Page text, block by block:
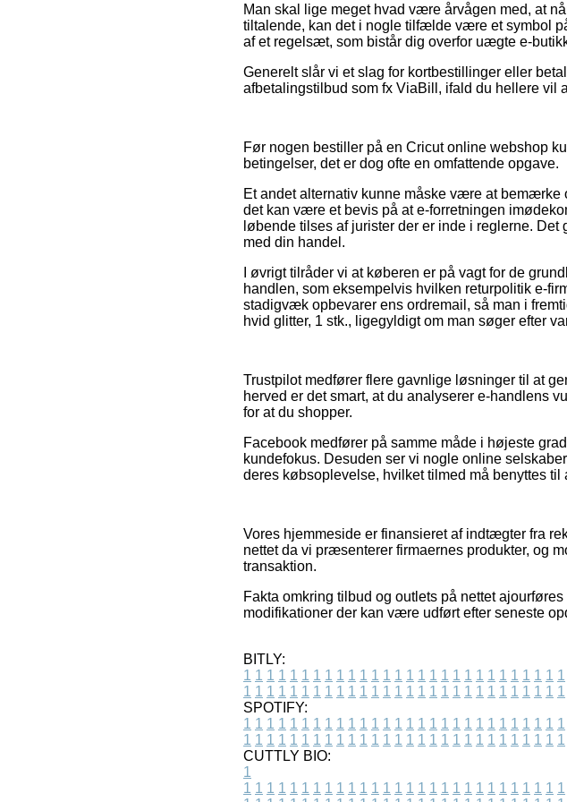
Man skal lige meget hvad være årvågen med, at
tiltalende, kan det i nogle tilfælde være et symbol
af et regelsæt, som bistår dig overfor uægte e-
Generelt slår vi et slag for kortbestillinger eller
afbetalingstilbud som fx ViaBill, ifald du hellere vil
Før nogen bestiller på en Cricut online webshop
betingelser, det er dog ofte en omfattende opgave.
Et andet alternativ kunne måske være at
det kan være et bevis på at e-forretningen
løbende tilses af jurister der er inde i reglerne.
med din handel.
I øvrigt tilråder vi at køberen er på vagt for de
handlen, som eksempelvis hvilken returpolitik e-
stadigvæk opbevarer ens ordremail, så man i
hvid glitter, 1 stk., ligegyldigt om man søger efter
Trustpilot medfører flere gavnlige løsninger til at
herved er det smart, at du analyserer e-handlens
for at du shopper.
Facebook medfører på samme måde i højeste
kundefokus. Desuden ser vi nogle online
deres købsoplevelse, hvilket tilmed må benyttes
Vores hjemmeside er finansieret af indtægter fra
nettet da vi præsenterer firmaernes produkter, og
transaktion.
Fakta omkring tilbud og outlets på nettet
modifikationer der kan være udført efter seneste
BITLY:
1 1 1 1 1 1 1 1 1 1 1 1 1 1 1 1 1 1 1 1 1 1 1 1 1 1 1 1
1 1 1 1 1 1 1 1 1 1 1 1 1 1 1 1 1 1 1 1 1 1 1 1 1 1 1 1
SPOTIFY:
1 1 1 1 1 1 1 1 1 1 1 1 1 1 1 1 1 1 1 1 1 1 1 1 1 1 1 1
1 1 1 1 1 1 1 1 1 1 1 1 1 1 1 1 1 1 1 1 1 1 1 1 1 1 1 1
CUTTLY BIO:
1
1 1 1 1 1 1 1 1 1 1 1 1 1 1 1 1 1 1 1 1 1 1 1 1 1 1 1 1